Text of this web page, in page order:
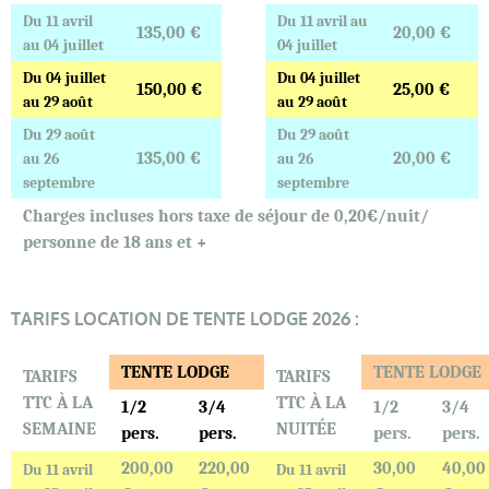
Du 11 avril
au 04 juillet
135,00 €
Du 11 avril au
04 juillet
20,00 €
Du 04 juillet
au 29 août
150,00 €
Du 04 juillet
au 29 août
25,00 €
Du 29 août
au 26
septembre
135,00 €
Du 29 août
au 26
septembre
20,00 €
Charges incluses hors taxe de séjour de 0,20€/nuit/
personne de 18 ans et +
TARIFS LOCATION DE TENTE LODGE 2026 :
TARIFS
TTC À LA
SEMAINE
TENTE LODGE
TARIFS
TTC À LA
NUITÉE
TENTE LODGE
1/2
pers.
3/4
pers.
1/2
pers.
3/4
pers.
Du 11 avril
200,00
220,00
Du 11 avril
30,00
40,00